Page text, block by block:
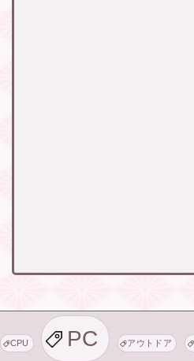
CPU PC アウトドア